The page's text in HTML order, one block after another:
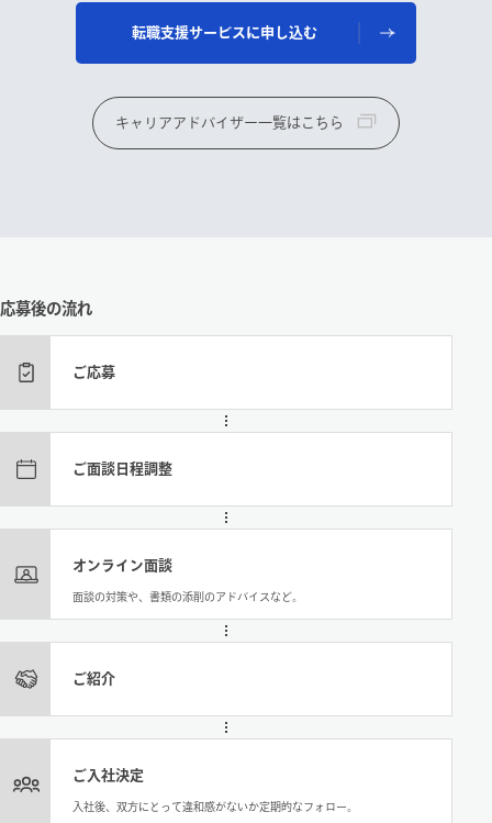
転職支援サービスに申し込む
キャリアアドバイザー一覧はこちら
応募後の流れ
ご応募
ご面談日程調整
オンライン面談
面談の対策や、書類の添削のアドバイスなど。
ご紹介
ご入社決定
入社後、双方にとって違和感がないか定期的なフォロー。